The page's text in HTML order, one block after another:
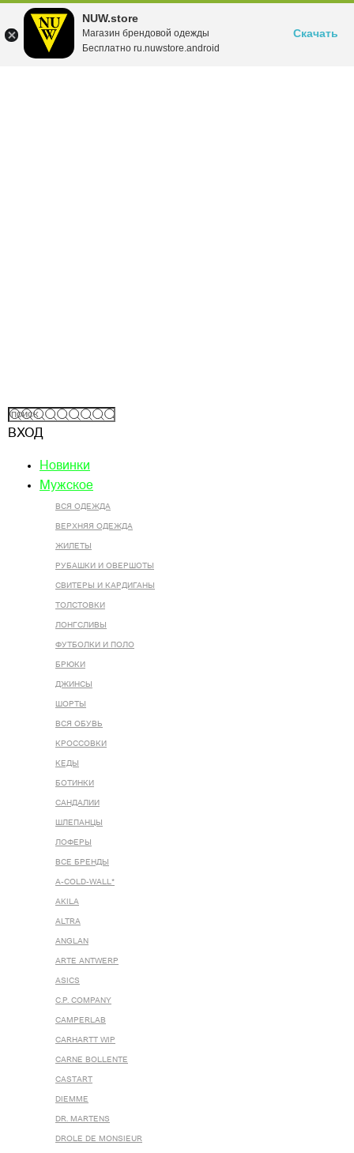
NUW.store
Магазин брендовой одежды
Бесплатно ru.nuwstore.android
Скачать
ВХОД
Новинки
Мужское
ВСЯ ОДЕЖДА
ВЕРХНЯЯ ОДЕЖДА
ЖИЛЕТЫ
РУБАШКИ И ОВЕРШОТЫ
СВИТЕРЫ И КАРДИГАНЫ
ТОЛСТОВКИ
ЛОНГСЛИВЫ
ФУТБОЛКИ И ПОЛО
БРЮКИ
ДЖИНСЫ
ШОРТЫ
ВСЯ ОБУВЬ
КРОССОВКИ
КЕДЫ
БОТИНКИ
САНДАЛИИ
ШЛЕПАНЦЫ
ЛОФЕРЫ
ВСЕ БРЕНДЫ
A-COLD-WALL*
AKILA
ALTRA
ANGLAN
ARTE ANTWERP
ASICS
C.P. COMPANY
CAMPERLAB
CARHARTT WIP
CARNE BOLLENTE
CASTART
DIEMME
DR. MARTENS
DROLE DE MONSIEUR